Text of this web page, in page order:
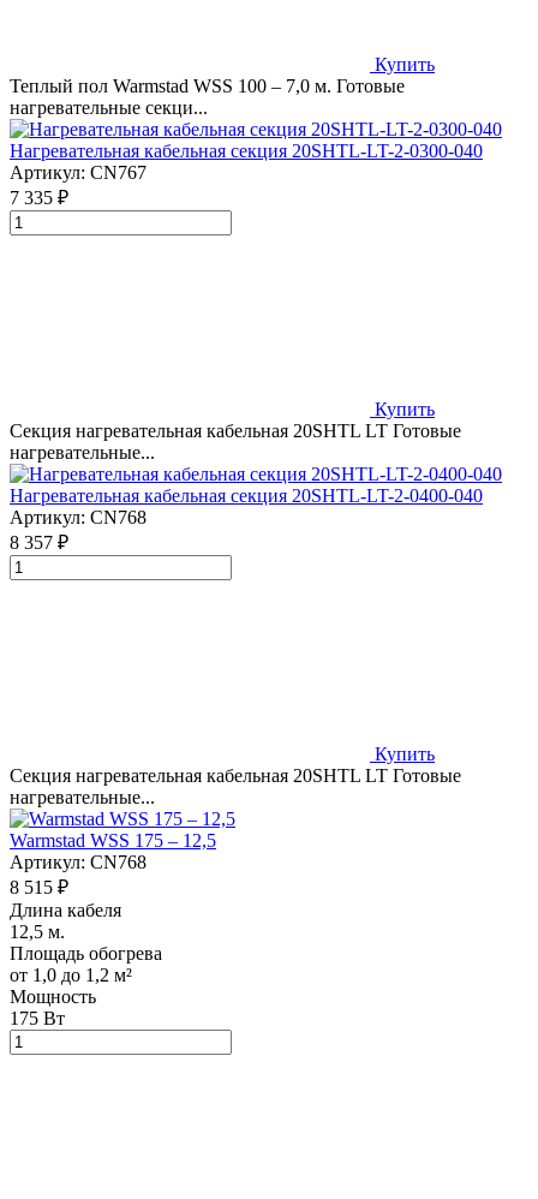
Купить
Теплый пол Warmstad WSS 100 – 7,0 м. Готовые
нагревательные секци...
Нагревательная кабельная секция 20SHTL-LT-2-0300-040
Артикул: CN767
7 335 ₽
Купить
Секция нагревательная кабельная 20SHTL LT Готовые
нагревательные...
Нагревательная кабельная секция 20SHTL-LT-2-0400-040
Артикул: CN768
8 357 ₽
Купить
Секция нагревательная кабельная 20SHTL LT Готовые
нагревательные...
Warmstad WSS 175 – 12,5
Артикул: CN768
8 515 ₽
Длина кабеля
12,5 м.
Площадь обогрева
от 1,0 до 1,2 м²
Мощность
175 Вт